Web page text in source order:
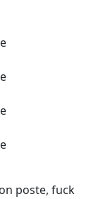
poste, fuck